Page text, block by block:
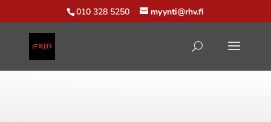
010 328 5250 myynti@rhv.fi